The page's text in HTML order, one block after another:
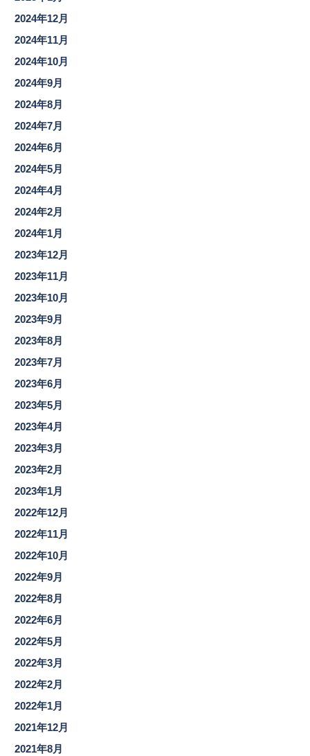
2024年12月
2024年11月
2024年10月
2024年9月
2024年8月
2024年7月
2024年6月
2024年5月
2024年4月
2024年2月
2024年1月
2023年12月
2023年11月
2023年10月
2023年9月
2023年8月
2023年7月
2023年6月
2023年5月
2023年4月
2023年3月
2023年2月
2023年1月
2022年12月
2022年11月
2022年10月
2022年9月
2022年8月
2022年6月
2022年5月
2022年3月
2022年2月
2022年1月
2021年12月
2021年8月